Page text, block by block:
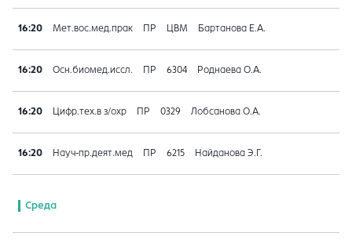
16:20 Мет.вос.мед.прак ПР ЦВМ Бартанова Е.А.
16:20 Осн.биомед.иссл. ПР 6304 Роднаева О.А.
16:20 Цифр.тех.в з/охр ПР 0329 Лобсанова О.А.
16:20 Науч-пр.деят.мед ПР 6215 Найданова Э.Г.
Среда